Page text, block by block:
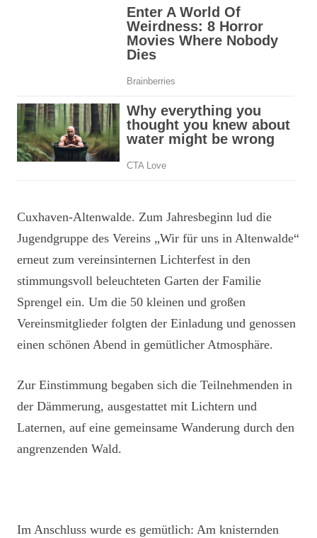
Cuxhaven-Altenwalde. Zum Jahresbeginn lud die
Jugendgruppe des Vereins „Wir für uns in Altenwalde“
erneut zum vereinsinternen Lichterfest in den
stimmungsvoll beleuchteten Garten der Familie
Sprengel ein. Um die 50 kleinen und großen
Vereinsmitglieder folgten der Einladung und genossen
einen schönen Abend in gemütlicher Atmosphäre.
Zur Einstimmung begaben sich die Teilnehmenden in
der Dämmerung, ausgestattet mit Lichtern und
Laternen, auf eine gemeinsame Wanderung durch den
angrenzenden Wald.
Im Anschluss wurde es gemütlich: Am knisternden